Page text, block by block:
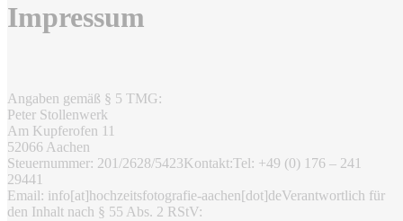
Impressum
Angaben gemäß § 5 TMG:
Peter Stollenwerk
Am Kupferofen 11
52066 Aachen
Steuernummer: 201/2628/5423Kontakt:Tel: +49 (0) 176 – 241
29441
Email: info[at]hochzeitsfotografie-aachen[dot]deVerantwortlich für
den Inhalt nach § 55 Abs. 2 RStV: